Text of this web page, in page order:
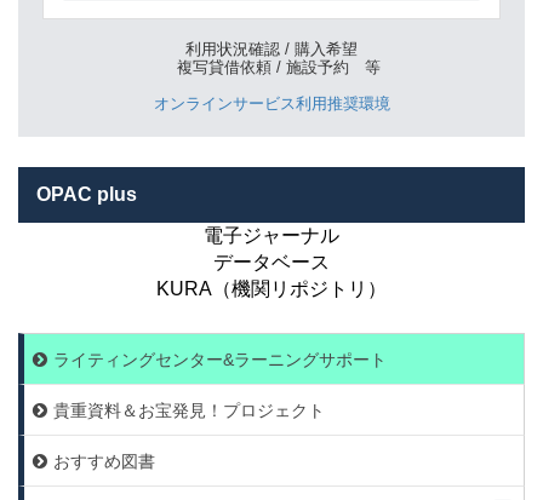
利用状況確認 / 購入希望
複写貸借依頼 / 施設予約 等
オンラインサービス利用推奨環境
OPAC plus
電子ジャーナル
データベース
KURA（機関リポジトリ）
ライティングセンター&ラーニングサポート
貴重資料＆お宝発見！プロジェクト
おすすめ図書